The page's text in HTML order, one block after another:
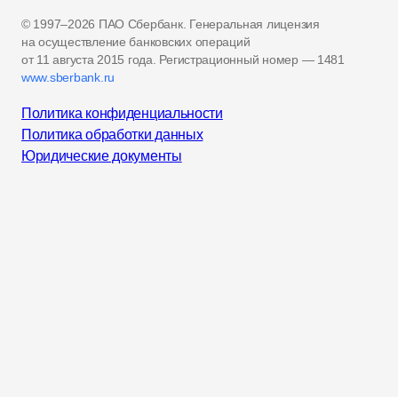
© 1997–2026 ПАО Сбербанк. Генеральная лицензия
на осуществление банковских операций
от 11 августа 2015 года. Регистрационный номер — 1481
www.sberbank.ru
Политика конфиденциальности
Политика обработки данных
Юридические документы